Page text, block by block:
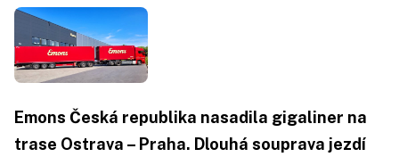
Emons Česká republika nasadila gigaliner na
trase Ostrava – Praha. Dlouhá souprava jezdí